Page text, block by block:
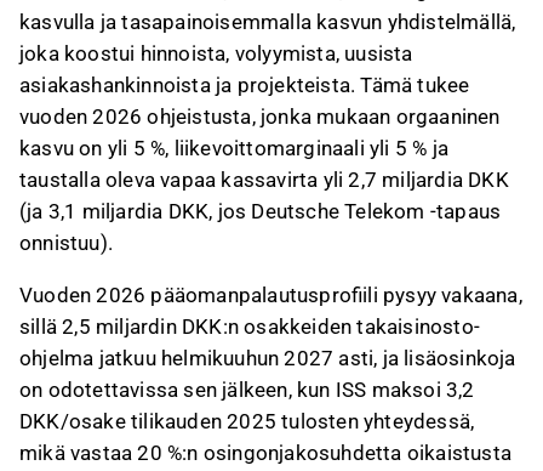
ja käy nyt kauppaa linjassa alan verrokkiensa
kanssa vuoden 2026 ennustetulla EV/EBIT-
luvulla.
Deutsche Telekom -tapauksen ratkaisu H1
2026:lla voisi nostaa vapaan kassavirran
ohjeistuksen yli 3,1 miljardiin DKK:iin ja toimia
positiivisena laukaisevana tekijänä.
Tämä sisältö on tekoälyn tuottamaa. Anna siihen
kasvulla ja tasapainoisemmalla kasvun yhdistelmällä,
joka koostui hinnoista, volyymista, uusista
asiakashankinnoista ja projekteista. Tämä tukee
vuoden 2026 ohjeistusta, jonka mukaan orgaaninen
kasvu on yli 5 %, liikevoittomarginaali yli 5 % ja
taustalla oleva vapaa kassavirta yli 2,7 miljardia DKK
(ja 3,1 miljardia DKK, jos Deutsche Telekom -tapaus
onnistuu).
Vuoden 2026 pääomanpalautusprofiili pysyy vakaana,
sillä 2,5 miljardin DKK:n osakkeiden takaisinosto-
ohjelma jatkuu helmikuuhun 2027 asti, ja lisäosinkoja
on odotettavissa sen jälkeen, kun ISS maksoi 3,2
DKK/osake tilikauden 2025 tulosten yhteydessä,
mikä vastaa 20 %:n osingonjakosuhdetta oikaistusta